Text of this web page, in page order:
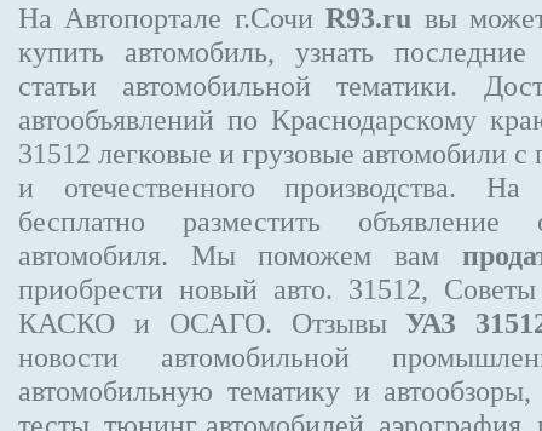
На Автопортале г.СочиR93.ru вы
купить автомобиль, узнать
статьи автомобильной тематики.
автообъявлений по Краснодарскому
31512 легковые и грузовые автомобили
и отечественного производства.
бесплатно разместить объявление о
автомобиля. Мы поможем вам
приобрести новый авто. 31512,
КАСКО и ОСАГО. ОтзывыУАЗ
новости автомобильной
автомобильную тематику и
тесты, тюнинг автомобилей,